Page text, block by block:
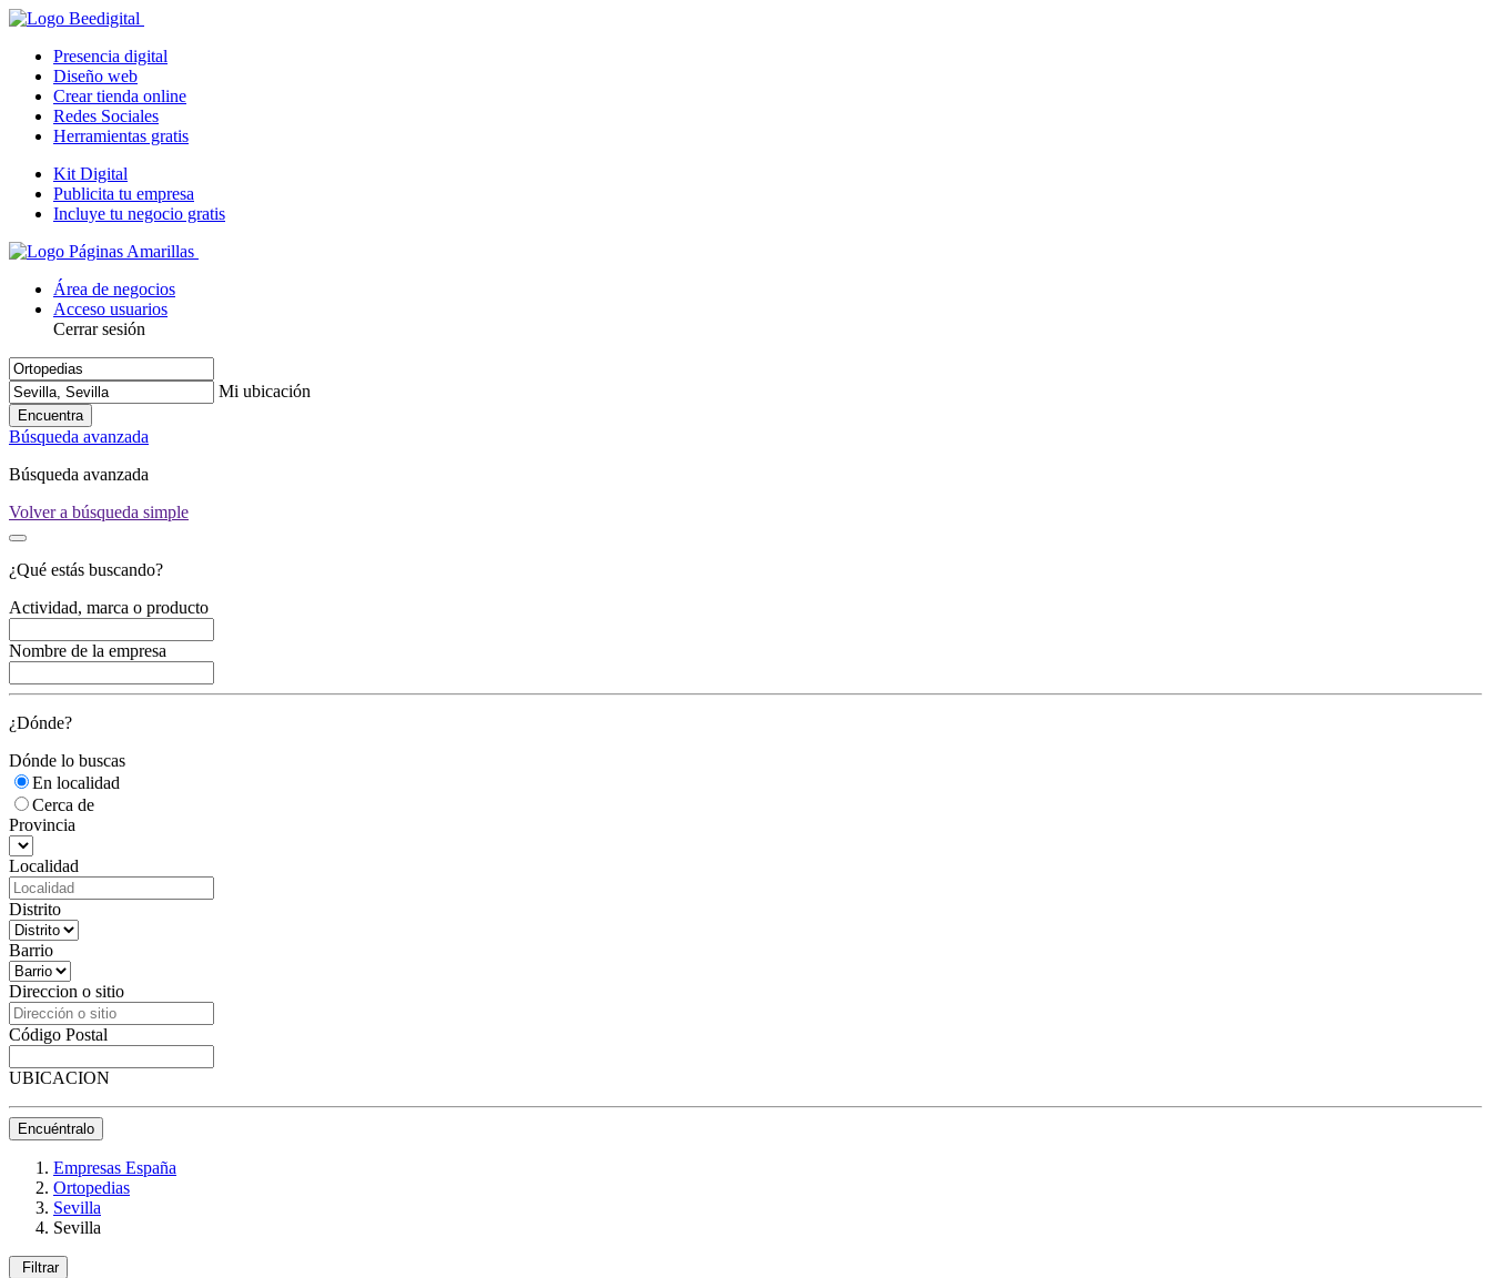
Presencia digital
Diseño web
Crear tienda online
Redes Sociales
Herramientas gratis
Kit Digital
Publicita tu empresa
Incluye tu negocio gratis
Área de negocios
Acceso usuarios
Cerrar sesión
Mi ubicación
Encuentra
Búsqueda avanzada
Búsqueda avanzada
Volver a búsqueda simple
¿Qué estás buscando?
Actividad, marca o producto
Nombre de la empresa
¿Dónde?
Dónde lo buscas
En localidad
Cerca de
Provincia
Localidad
Distrito
Barrio
Direccion o sitio
Código Postal
UBICACION
Encuéntralo
Empresas España
Ortopedias
Sevilla
Sevilla
Filtrar